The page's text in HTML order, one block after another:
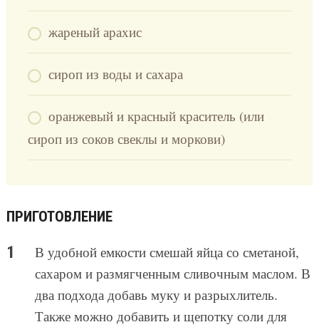
жареный арахис
сироп из воды и сахара
оранжевый и красный краситель (или
сироп из соков свеклы и моркови)
ПРИГОТОВЛЕНИЕ
В удобной емкости смешай яйца со сметаной,
сахаром и размягченным сливочным маслом. В
два подхода добавь муку и разрыхлитель.
Также можно добавить и щепотку соли для